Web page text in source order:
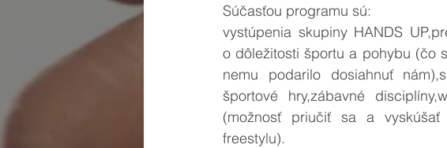
Súčasťou programu sú:
vystúpenia skupiny HANDS
o dôležitosti športu a pohybu (čo
nemu podarilo dosiahnuť
športové hry,zábavné
(možnosť priučiť sa a vyskúšať
freestylu).